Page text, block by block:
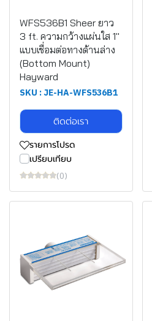
WFS536B1 Sheer ยาว
3 ft. ความกว้างแผ่นใส 1"
แบบเชื่อมต่อทางด้านล่าง
(Bottom Mount)
Hayward
SKU : JE-HA-WFS536B1
ติดต่อเรา
รายการโปรด
เปรียบเทียบ
(0)